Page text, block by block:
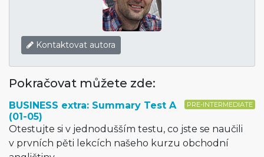
Kontaktovat autora
Pokračovat můžete zde:
PRE-INTERMEDIATE
BUSINESS extra: Summary Test A
(01-05)
Otestujte si v jednodušším testu, co jste se naučili
v prvních pěti lekcích našeho kurzu obchodní